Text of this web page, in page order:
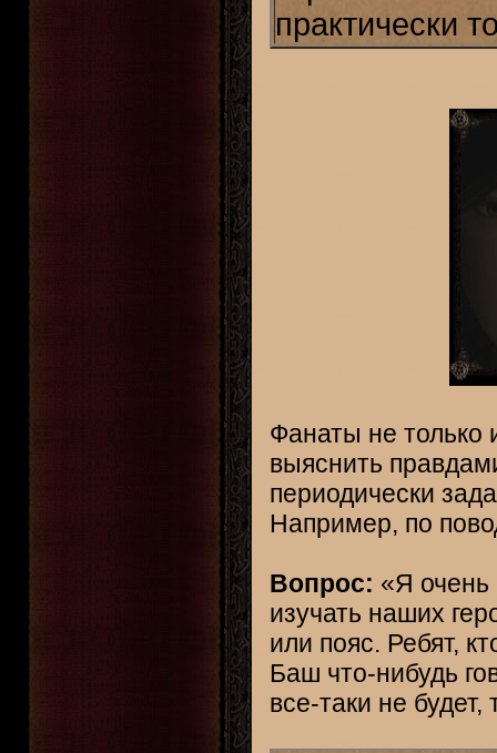
практически
Фанаты не только
выяснить
периодически
Например, по
Вопрос: «Я
изучать наших
или пояс. Ребят,
Баш что-нибудь
все-таки не